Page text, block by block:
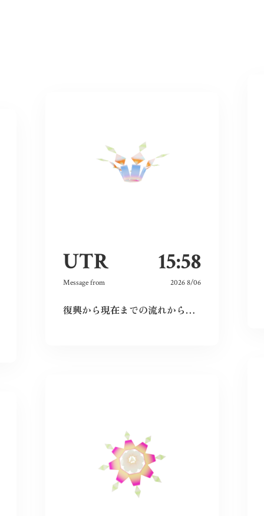
UTR 15:58
Message from 2026 8/06
復興から現在までの流れから、広島という場所の力強さを感じた。